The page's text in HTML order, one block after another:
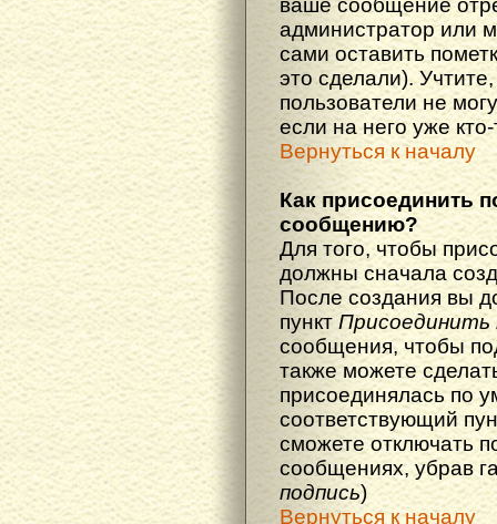
ваше сообщение
администратор или
сами оставить
это сделали).
пользователи не
если на него уже
Вернуться к началу
Как присоединить
сообщению?
Для того, чтобы
должны сначала
После создания вы
пункт Присоединить
сообщения, чтобы
также можете
присоединялась по
соответствующий
сможете отключать
сообщениях, убрав
подпись)
Вернуться к началу